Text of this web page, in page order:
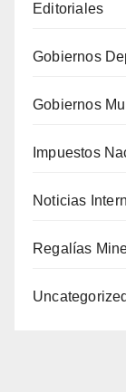
Editoriales
Gobiernos
Gobiernos
Impuestos
Noticias
Regalías
Uncategorized